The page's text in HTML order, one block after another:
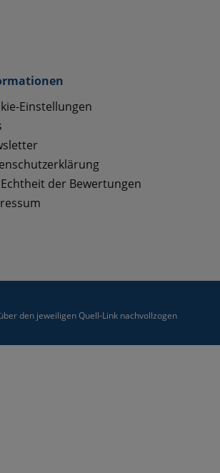
Einstellungen
der Bewertungen
den jeweiligen Quell-Link nachvollzogen